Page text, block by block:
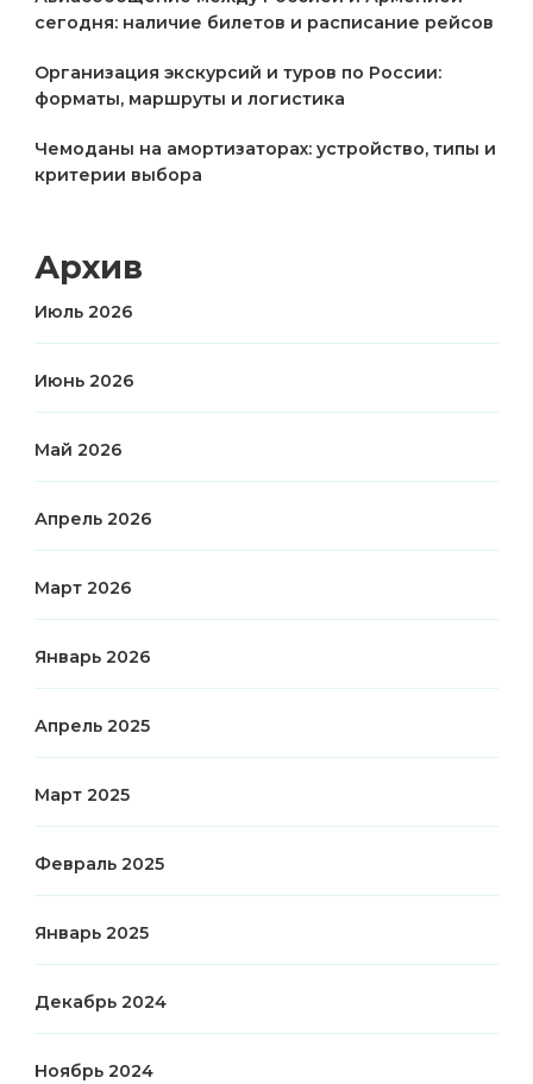
сегодня: наличие билетов и расписание рейсов
Организация экскурсий и туров по России:
форматы, маршруты и логистика
Чемоданы на амортизаторах: устройство, типы и
критерии выбора
Архив
Июль 2026
Июнь 2026
Май 2026
Апрель 2026
Март 2026
Январь 2026
Апрель 2025
Март 2025
Февраль 2025
Январь 2025
Декабрь 2024
Ноябрь 2024